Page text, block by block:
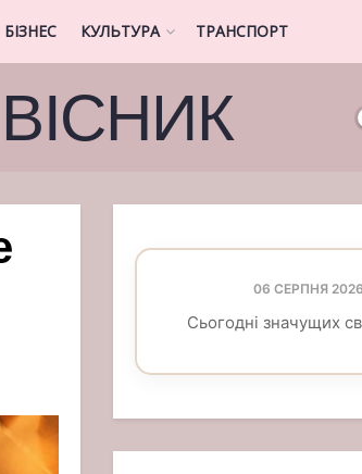
БІЗНЕС КУЛЬТУРА ТРАНСПОРТ
06 СЕРПНЯ 2026
Сьогодні значущих